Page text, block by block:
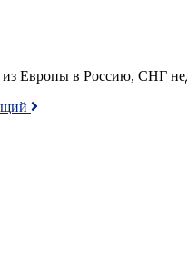
из Европы в Россию, СНГ